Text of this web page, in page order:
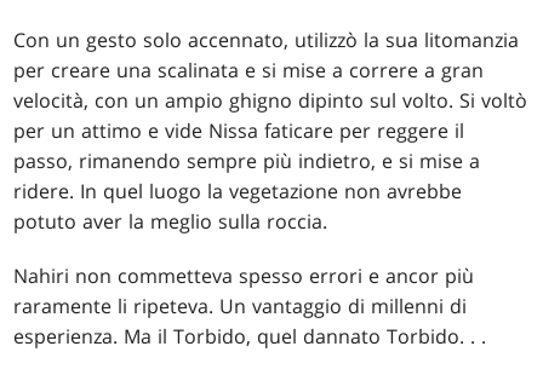
Con un gesto solo accennato, utilizzò la sua litomanzia
per creare una scalinata e si mise a correre a gran
velocità, con un ampio ghigno dipinto sul volto. Si voltò
per un attimo e vide Nissa faticare per reggere il
passo, rimanendo sempre più indietro, e si mise a
ridere. In quel luogo la vegetazione non avrebbe
potuto aver la meglio sulla roccia.
Nahiri non commetteva spesso errori e ancor più
raramente li ripeteva. Un vantaggio di millenni di
esperienza. Ma il Torbido, quel dannato Torbido. . .